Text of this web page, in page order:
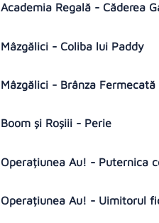
Academia Regală - Căderea
Mâzgălici - Coliba lui Paddy
Mâzgălici - Brânza Fermecată
Boom și Roșiii - Perie
Operațiunea Au! - Puternica
Operațiunea Au! - Uimitorul